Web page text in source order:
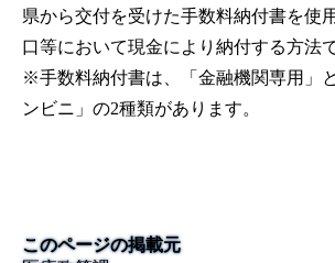
県から交付を受けた手数料納付書を使
口等において現金により納付する方法で
※手数料納付書は、「金融機関専用」
ンビニ」の2種類があります。
このページの掲載元